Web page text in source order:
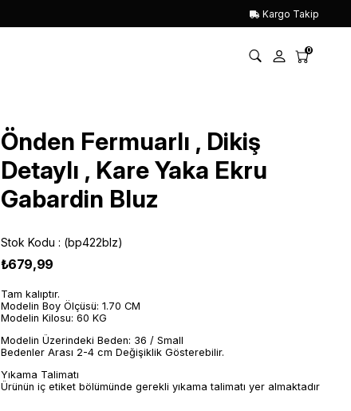
Kargo Takip
0
Önden Fermuarlı , Dikiş
Detaylı , Kare Yaka Ekru
Gabardin Bluz
Stok Kodu (bp422blz)
₺679,99
Tam kalıptır.
Modelin Boy Ölçüsü: 1.70 CM
Modelin Kilosu: 60 KG
Modelin Üzerindeki Beden: 36 / Small
Bedenler Arası 2-4 cm Değişiklik Gösterebilir.
Yıkama Talimatı
Ürünün iç etiket bölümünde gerekli yıkama talimatı yer almaktadır